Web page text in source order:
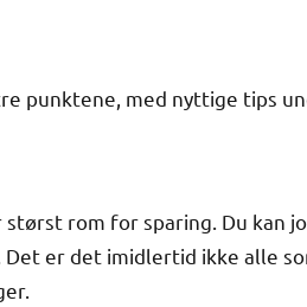
punktene, med nyttige tips
rom for sparing. Du kan
er det imidlertid ikke alle